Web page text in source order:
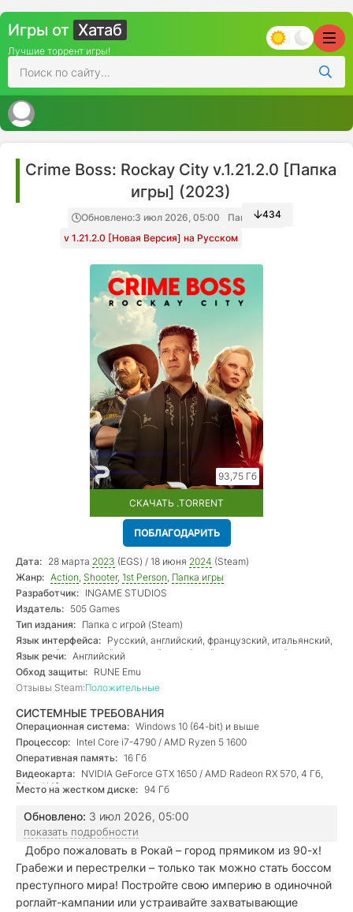
Игры от Хатаб
Лучшие торрент игры!
Crime Boss: Rockay City v.1.21.2.0 [Папка
игры] (2023)
Обновлено:3 июл 2026, 05:00
Папка игры
v 1.21.2.0 [Новая Версия] на Русском
434
93,75 Гб
СКАЧАТЬ .TORRENT
ПОБЛАГОДАРИТЬ
Дата: 28 марта 2023 (EGS) / 18 июня 2024 (Steam)
Жанр: Action, Shooter, 1st Person, Папка игры
Разработчик: INGAME STUDIOS
Издатель: 505 Games
Тип издания: Папка с игрой (Steam)
Язык интерфейса: Русский, английский, французский, итальянский,
немецкий, испанский, японский, корейский, португальский,
китайский
Язык речи: Английский
Обход защиты: RUNE Emu
Отзывы Steam:Положительные
СИСТЕМНЫЕ ТРЕБОВАНИЯ
Операционная система: Windows 10 (64-bit) и выше
Процессор: Intel Core i7-4790 / AMD Ryzen 5 1600
Оперативная память: 16 Гб
Видеокарта: NVIDIA GeForce GTX 1650 / AMD Radeon RX 570, 4 Гб,
DirectX 12
Место на жестком диске: 94 Гб
Обновлено: 3 июл 2026, 05:00
показать подробности
Добро пожаловать в Рокай – город прямиком из 90-х!
Грабежи и перестрелки – только так можно стать боссом
преступного мира! Постройте свою империю в одиночной
роглайт-кампании или устраивайте захватывающие